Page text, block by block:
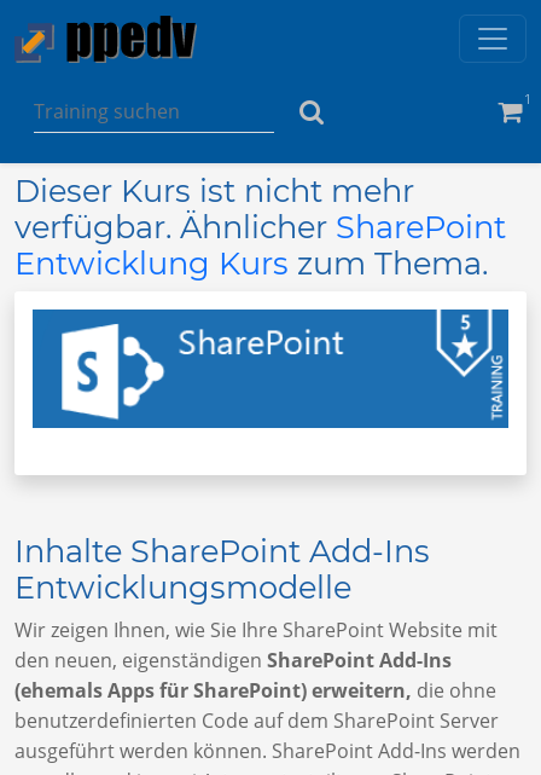
1
Dieser Kurs ist nicht mehr
verfügbar. Ähnlicher SharePoint
Entwicklung Kurs zum Thema.
Inhalte SharePoint Add-Ins
Entwicklungsmodelle
Wir zeigen Ihnen, wie Sie Ihre SharePoint Website mit
den neuen, eigenständigen SharePoint Add-Ins
(ehemals Apps für SharePoint) erweitern, die ohne
benutzerdefinierten Code auf dem SharePoint Server
ausgeführt werden können. SharePoint Add-Ins werden